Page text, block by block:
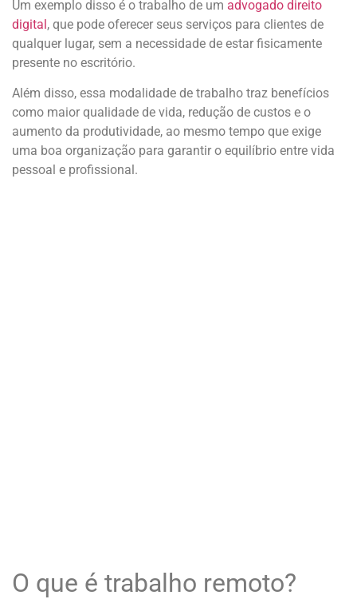
Um exemplo disso é o trabalho de um advogado direito
digital, que pode oferecer seus serviços para clientes de
qualquer lugar, sem a necessidade de estar fisicamente
presente no escritório.
Além disso, essa modalidade de trabalho traz benefícios
como maior qualidade de vida, redução de custos e o
aumento da produtividade, ao mesmo tempo que exige
uma boa organização para garantir o equilíbrio entre vida
pessoal e profissional.
O que é trabalho remoto?